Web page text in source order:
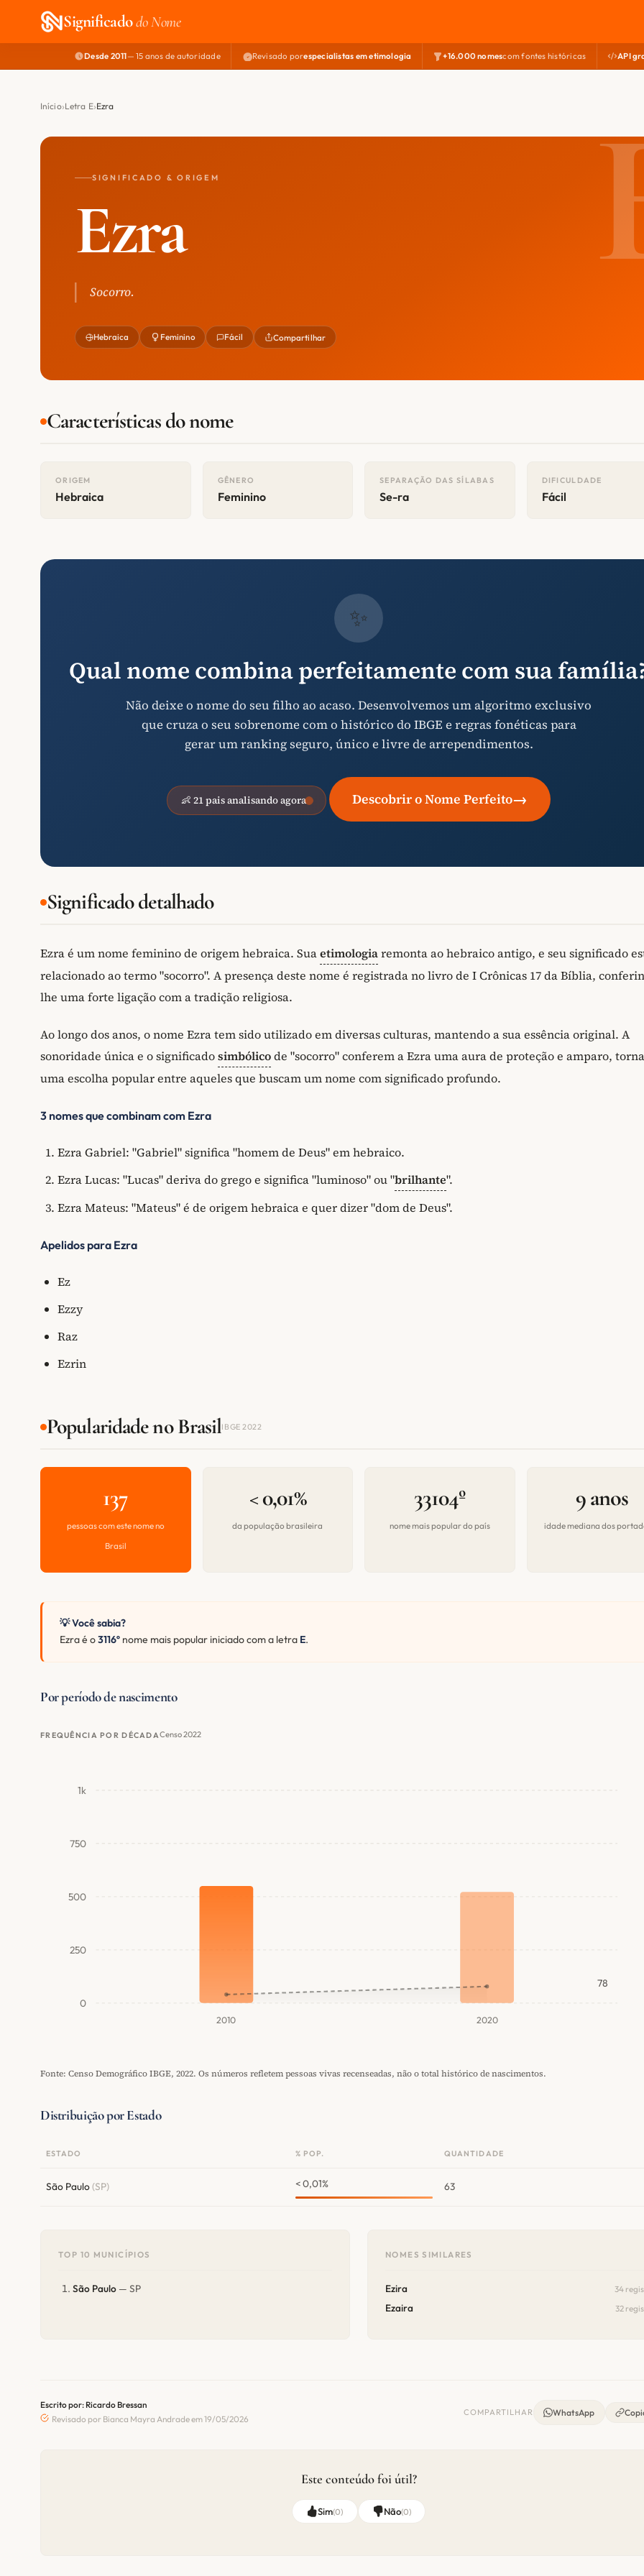
Significadodo Nome
Desde 2011— 15 anos de autoridade Revisado porespecialistas em etimologia +16.000 nomescom fontes históricas API
Início Letra E Ezra
SIGNIFICADO & ORIGEM
Ezra
Socorro.
Hebraica Feminino Fácil Compartilhar
Características do nome
ORIGEM
Hebraica
GÊNERO
Feminino
SEPARAÇÃO DAS SÍLABAS
Se-ra
DIFICULDADE
Fácil
✨
Qual nome combina perfeitamente com sua
Não deixe o nome do seu filho ao acaso. Desenvolvemos um algoritmo exclusivo
que cruza o seu sobrenome com o histórico do IBGE e regras fonéticas para
gerar um ranking seguro, único e livre de arrependimentos.
👶 21 pais analisando agora Descobrir o Nome Perfeito→
Significado detalhado
Ezra é um nome feminino de origem hebraica. Suaetimologiaremonta ao hebraico antigo, e seu significado
relacionado ao termo "socorro". A presença deste nome é registrada no livro de I Crônicas 17 da Bíblia,
lhe uma forte ligação com a tradição religiosa.
Ao longo dos anos, o nome Ezra tem sido utilizado em diversas culturas, mantendo a sua essência original. A
sonoridade única e o significadosimbólicode "socorro" conferem a Ezra uma aura de proteção e amparo,
uma escolha popular entre aqueles que buscam um nome com significado profundo.
3 nomes que combinam com Ezra
Ezra Gabriel: "Gabriel" significa "homem de Deus" em hebraico.
Ezra Lucas: "Lucas" deriva do grego e significa "luminoso" ou "brilhante".
Ezra Mateus: "Mateus" é de origem hebraica e quer dizer "dom de Deus".
Apelidos para Ezra
Ez
Ezzy
Raz
Ezrin
Popularidade no BrasilIBGE 2022
137
pessoas com este nome no
Brasil
< 0,01%
da população brasileira
33104º
nome mais popular do país
9 anos
idade mediana dos
💡 Você sabia?
Ezra é o3116º nome mais popular iniciado com a letra E.
Por período de nascimento
FREQUÊNCIA POR DÉCADACenso 2022
0
250
500
750
1k
2010 2020
78
Fonte: Censo Demográfico IBGE, 2022. Os números refletem pessoas vivas recenseadas, não o total histórico de nascimentos.
Distribuição por Estado
ESTADO % POP. QUANTIDADE
São Paulo(SP) < 0,01% 63
TOP 10 MUNICÍPIOS
São Paulo — SP
NOMES SIMILARES
Ezira 34
Ezaira 32
Escrito por: Ricardo Bressan
Revisado por Bianca Mayra Andrade em 19/05/2026
COMPARTILHAR WhatsApp
Este conteúdo foi útil?
Sim(0) Não(0)